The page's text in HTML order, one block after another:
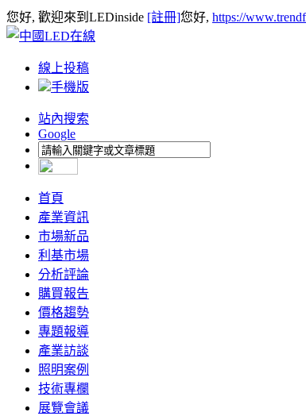
您好, 歡迎來到LEDinside [註冊]您好, https://
線上投稿
手機版
站內搜索
Google
首頁
產業資訊
市場新品
利基市場
分析評論
購買報告
價格趨勢
專題報導
產業訪談
照明案例
技術專欄
展覽會議